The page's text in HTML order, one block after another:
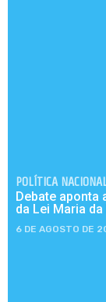
POLÍTICA
Debate aponta
da Lei Maria da
6 DE AGOSTO DE